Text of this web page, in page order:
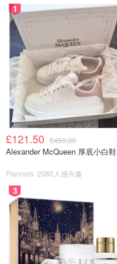
Clasp 内衣：
1
£121.50 £450.00
Alexander McQueen 厚底小白鞋
Flannels 2080人感兴趣
3